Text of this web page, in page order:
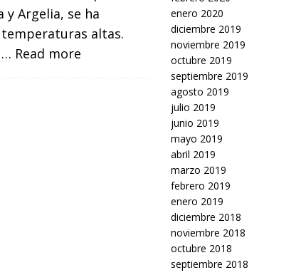
y Argelia, se ha
altas.
… Read more
enero 2020
diciembre 2019
noviembre 2019
octubre 2019
septiembre 2019
agosto 2019
julio 2019
junio 2019
mayo 2019
abril 2019
marzo 2019
febrero 2019
enero 2019
diciembre 2018
noviembre 2018
octubre 2018
septiembre 2018